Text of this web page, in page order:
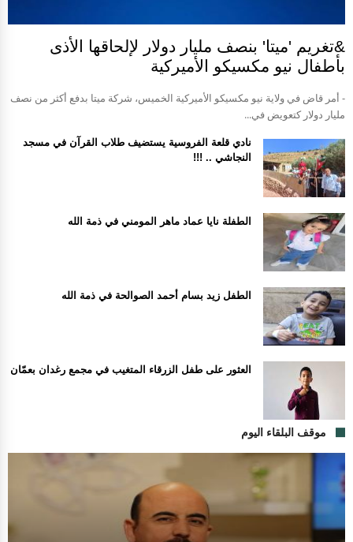
&تغريم 'ميتا' بنصف مليار دولار لإلحاقها الأذى
بأطفال نيو مكسيكو الأميركية
- أمر قاض في ولاية نيو مكسيكو الأميركية الخميس، شركة ميتا بدفع أكثر من نصف
مليار دولار كتعويض في...
نادي قلعة الفروسية يستضيف طلاب القرآن في مسجد
النجاشي .. !!!
الطفلة نايا عماد ماهر المومني في ذمة الله
الطفل زيد بسام أحمد الصوالحة في ذمة الله
العثور على طفل الزرقاء المتغيب في مجمع رغدان بعمّان
موقف البلقاء اليوم